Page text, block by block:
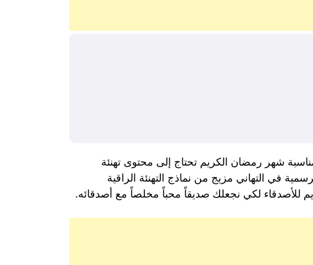
شهر رمضان الكريم تحتاج إلى محتوى تهنئة
في التهاني مزيج من نماذج التهنئة الراقية
للأصدقاء لكي نجعلك صديقاً محباً مخلصاً مع أصدقائه.